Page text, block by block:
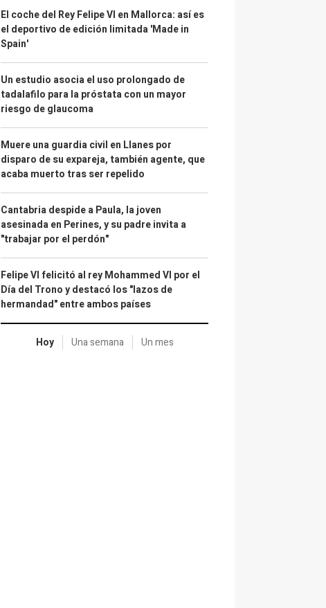
El coche del Rey Felipe VI en Mallorca: así es
el deportivo de edición limitada 'Made in
Spain'
Un estudio asocia el uso prolongado de
tadalafilo para la próstata con un mayor
riesgo de glaucoma
Muere una guardia civil en Llanes por
disparo de su expareja, también agente, que
acaba muerto tras ser repelido
Cantabria despide a Paula, la joven
asesinada en Perines, y su padre invita a
"trabajar por el perdón"
Felipe VI felicitó al rey Mohammed VI por el
Día del Trono y destacó los "lazos de
hermandad" entre ambos países
Hoy Una semana Un mes